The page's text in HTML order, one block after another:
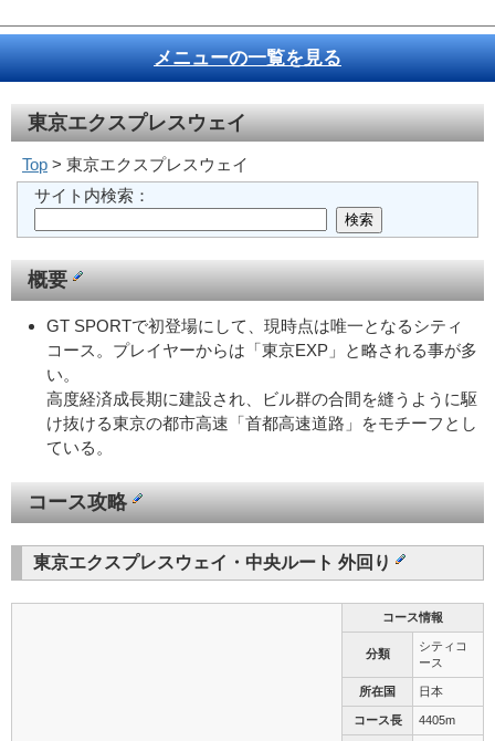
メニューの一覧を見る
東京エクスプレスウェイ
Top > 東京エクスプレスウェイ
サイト内検索：
概要
GT SPORTで初登場にして、現時点は唯一となるシティ
コース。プレイヤーからは「東京EXP」と略される事が多
い。
高度経済成長期に建設され、ビル群の合間を縫うように駆
け抜ける東京の都市高速「首都高速道路」をモチーフとし
ている。
コース攻略
東京エクスプレスウェイ・中央ルート 外回り
コース情報
分類
シティコ
ース
所在国 日本
コース長 4405m